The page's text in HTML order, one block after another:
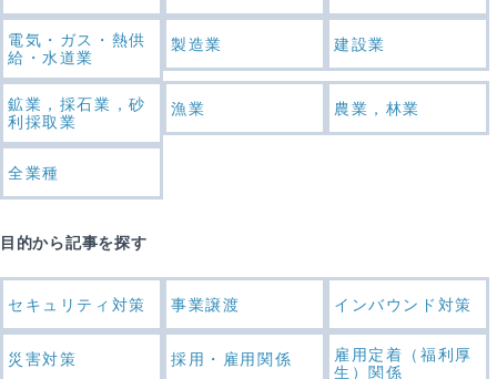
電気・ガス・熱供
給・水道業
製造業 建設業
鉱業，採石業，砂
利採取業
漁業 農業，林業
全業種
目的から記事を探す
セキュリティ対策 事業譲渡 インバウンド対策
災害対策 採用・雇用関係
雇用定着（福利厚
生）関係